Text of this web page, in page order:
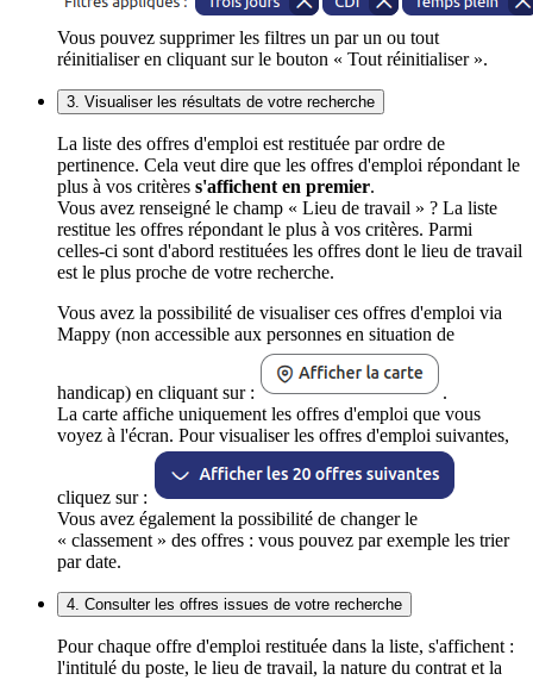
Vous pouvez supprimer les filtres un par un ou tout
réinitialiser en cliquant sur le bouton « Tout réinitialiser ».
3. Visualiser les résultats de votre recherche
La liste des offres d'emploi est restituée par ordre de
pertinence. Cela veut dire que les offres d'emploi répondant le
plus à vos critères s'affichent en premier.
Vous avez renseigné le champ « Lieu de travail » ? La liste
restitue les offres répondant le plus à vos critères. Parmi
celles-ci sont d'abord restituées les offres dont le lieu de travail
est le plus proche de votre recherche.
Vous avez la possibilité de visualiser ces offres d'emploi via
Mappy (non accessible aux personnes en situation de
handicap) en cliquant sur :
.
La carte affiche uniquement les offres d'emploi que vous
voyez à l'écran. Pour visualiser les offres d'emploi suivantes,
cliquez sur :
Vous avez également la possibilité de changer le
« classement » des offres : vous pouvez par exemple les trier
par date.
4. Consulter les offres issues de votre recherche
Pour chaque offre d'emploi restituée dans la liste, s'affichent :
l'intitulé du poste, le lieu de travail, la nature du contrat et la